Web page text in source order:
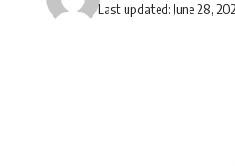
Last updated: June 28,